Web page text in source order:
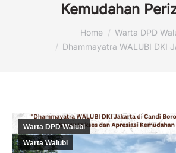
Kemudahan
Home
Warta DPD
Dhammayatra WALUBI DKI
Warta DPD Walubi
Warta Walubi